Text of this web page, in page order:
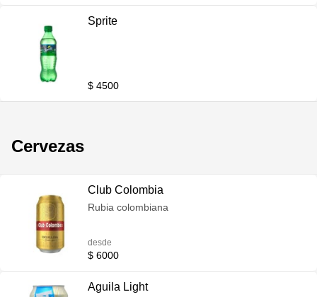
Sprite
$ 4500
Cervezas
Club Colombia
Rubia colombiana
desde
$ 6000
Aguila Light